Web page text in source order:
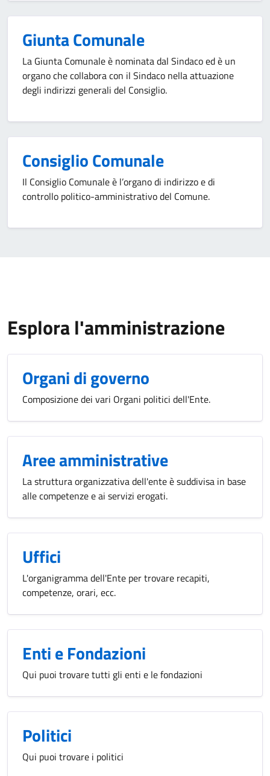
Giunta Comunale
La Giunta Comunale è nominata dal Sindaco ed è un
organo che collabora con il Sindaco nella attuazione
degli indirizzi generali del Consiglio.
Consiglio Comunale
Il Consiglio Comunale è l’organo di indirizzo e di
controllo politico-amministrativo del Comune.
Esplora l'amministrazione
Organi di governo
Composizione dei vari Organi politici dell'Ente.
Aree amministrative
La struttura organizzativa dell'ente è suddivisa in base
alle competenze e ai servizi erogati.
Uffici
L'organigramma dell'Ente per trovare recapiti,
competenze, orari, ecc.
Enti e Fondazioni
Qui puoi trovare tutti gli enti e le fondazioni
Politici
Qui puoi trovare i politici